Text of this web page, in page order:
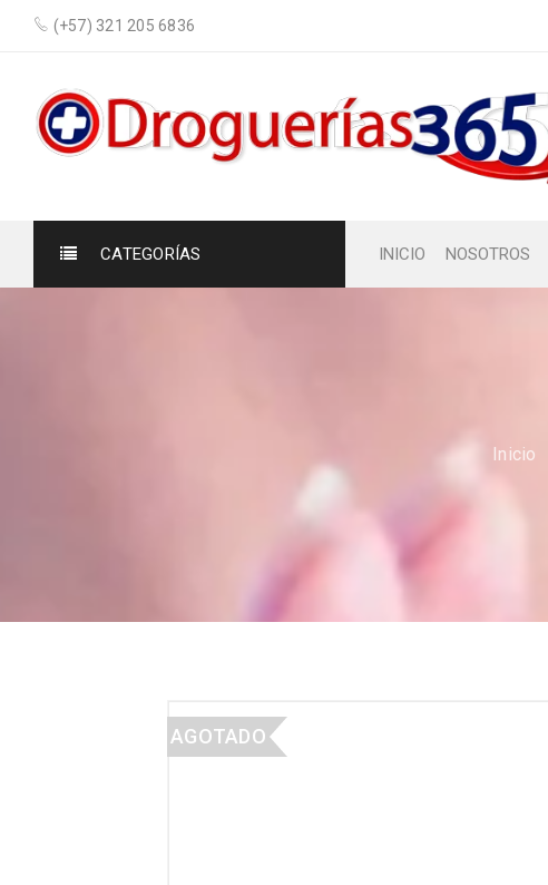
(+57) 321 205 6836
CATEGORÍAS INICIO NOSOTROS
Inicio
AGOTADO